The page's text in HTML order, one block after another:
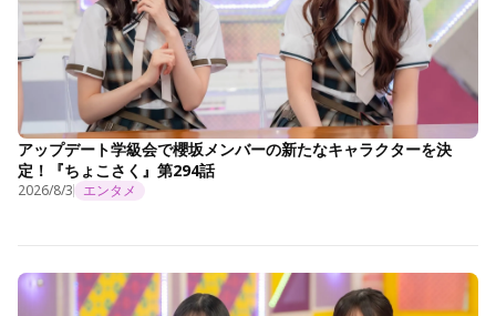
アップデート学級会で櫻坂メンバーの新たなキャラクターを決
定！『ちょこさく』第294話
2026/8/3 エンタメ